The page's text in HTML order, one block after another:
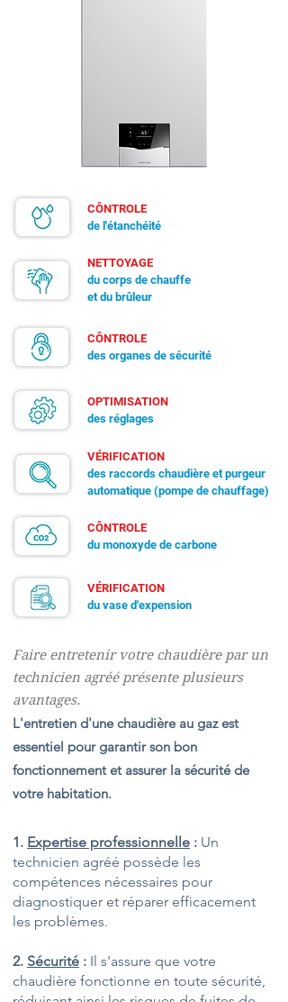
CÔNTROLE
de l'étanchéité
NETTOYAGE
du corps de chauffe
et du brûleur
CÔNTROLE
des organes de sécurité
OPTIMISATION
des réglages
VÉRIFICATION
des raccords chaudière et purgeur
automatique (pompe de chauffage)
CÔNTROLE
du monoxyde de carbone
VÉRIFICATION
du vase d'expension
Faire entretenir votre chaudière par un
technicien agréé présente plusieurs
avantages.
L'entretien d'une chaudière au gaz est
essentiel pour garantir son bon
fonctionnement et assurer la sécurité de
votre habitation.
1. Expertise professionnelle : Un
technicien agréé possède les
compétences nécessaires pour
diagnostiquer et réparer efficacement
les problèmes.
2. Sécurité : Il s'assure que votre
chaudière fonctionne en toute sécurité,